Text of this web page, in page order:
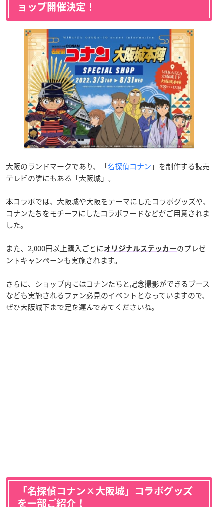
ョップ開催決定！
大阪のランドマークであり、「名探偵コナン 」を制作する読売
テレビの隣にもある「大阪城」。
本コラボでは、大阪城や大阪をテーマにしたコラボグッズや、
コナンたちをモチーフにしたコラボフードなどがご用意されま
した。
また、2,000円以上購入ごとにオリジナルステッカーのプレゼ
ントキャンペーンも実施されます。
さらに、ショップ内にはコナンたちと記念撮影ができるブース
なども実施されるファン必見のイベントとなっていますので、
ぜひ大阪城下まで足を運んでみてくださいね。
「名探偵コナン×大阪城」コラボグッズ
を一部ご紹介！